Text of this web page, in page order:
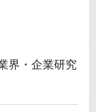
界・企業研究